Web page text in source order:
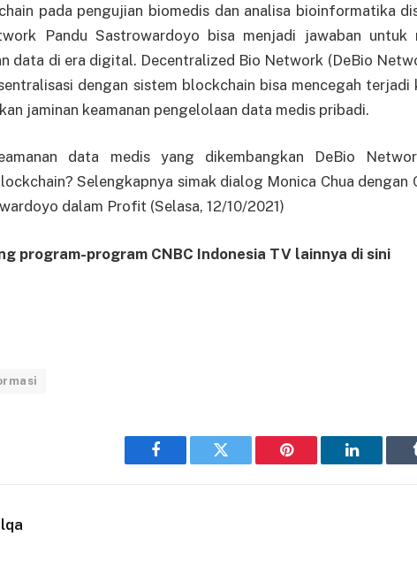
pada pengujian biomedis dan analisa bioinformatika
Pandu Sastrowardoyo bisa menjadi jawaban untuk
data di era digital. Decentralized Bio Network (DeBio
dengan sistem blockchain bisa mencegah terjadi
jaminan keamanan pengelolaan data medis pribadi.
data medis yang dikembangkan DeBio
Selengkapnya simak dialog Monica Chua dengan
dalam Profit (Selasa, 12/10/2021)
program-program CNBC Indonesia TV lainnya di sini
Facebook Twitter Pinterest LinkedIn